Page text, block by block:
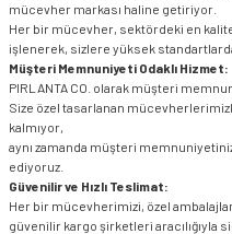
mücevher markası haline getiriyor.
Her bir mücevher, sektördeki en
işlenerek, sizlere yüksek
Müşteri Memnuniyeti Odaklı Hizmet:
PIRLANTA CO. olarak müşteri
Size özel tasarlanan
kalmıyor,
aynı zamanda müşteri
ediyoruz.
Güvenilir ve Hızlı Teslimat:
Her bir mücevherimizi, özel
güvenilir kargo şirketleri aracılığıyla